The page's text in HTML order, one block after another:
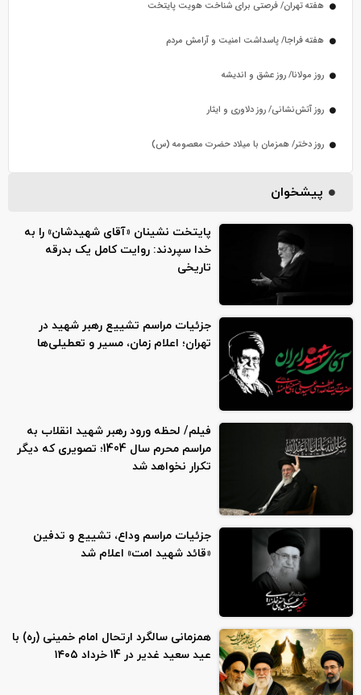
هفته تهران/ فرصتی برای شناخت هویت پایتخت
هفته فراجا/ پاسداشت امنیت و آرامش مردم
روز مولانا/ روز عشق و اندیشه
روز آتش‌نشانی/ روز دلاوری و ایثار
روز دختر/ همزمان با میلاد حضرت معصومه (س)
پیشخوان
پایتخت نشینان «آقای شهیدشان» را به
خدا سپردند: روایت کامل یک بدرقه
تاریخی
جزئیات مراسم تشییع رهبر شهید در
تهران؛ اعلام زمان، مسیر و تعطیلی‌ها
فیلم/ لحظه ورود رهبر شهید انقلاب به
مراسم محرم سال 1404؛ تصویری که دیگر
تکرار نخواهد شد
جزئیات مراسم وداع، تشییع و تدفین
«قائد شهید امت» اعلام شد
همزمانی سالگرد ارتحال امام خمینی (ره) با
عید سعید غدیر در 14 خرداد ۱۴۰۵